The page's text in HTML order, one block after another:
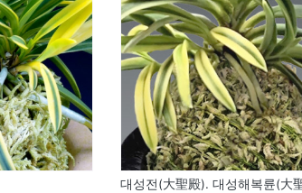
대성전(大聖殿). 대성해복륜(大